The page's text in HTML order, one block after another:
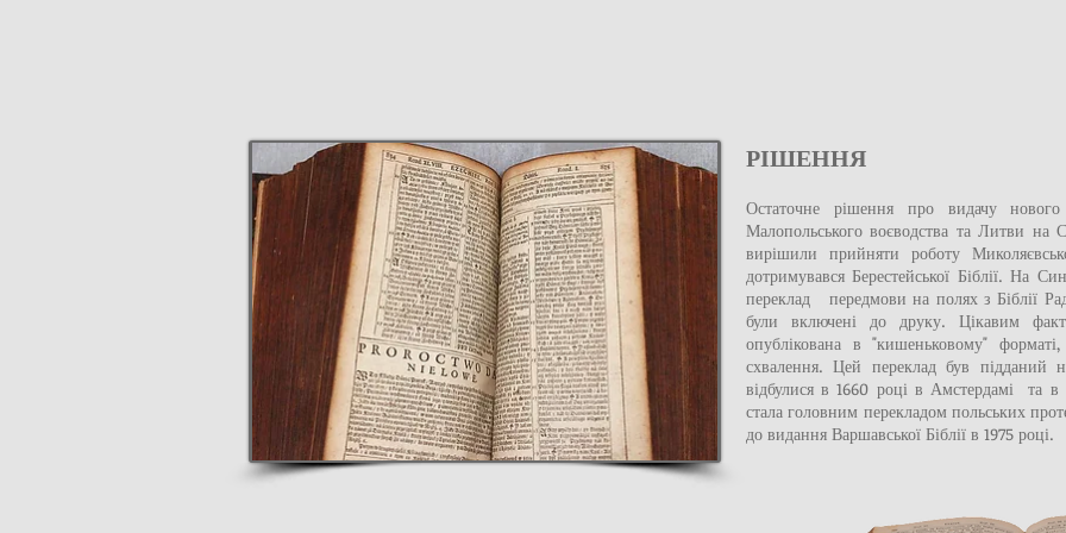
РІШЕННЯ
Остаточне рішення про видачу
Малопольського воєводства та Литви
вирішили прийняти роботу
дотримувався Берестейської Біблії. На
переклад передмови на полях з Біблії
були включені до друку. Цікавим
опублікована в "кишеньковому"
схвалення. Цей переклад був
відбулися в 1660 році в Амстердамі та в
стала головним перекладом польських
до видання Варшавської Біблії в 1975 році.